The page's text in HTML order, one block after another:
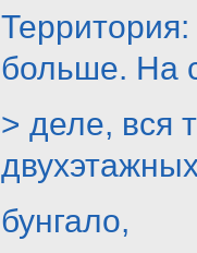
больше. На
> деле, вся
бунгало,